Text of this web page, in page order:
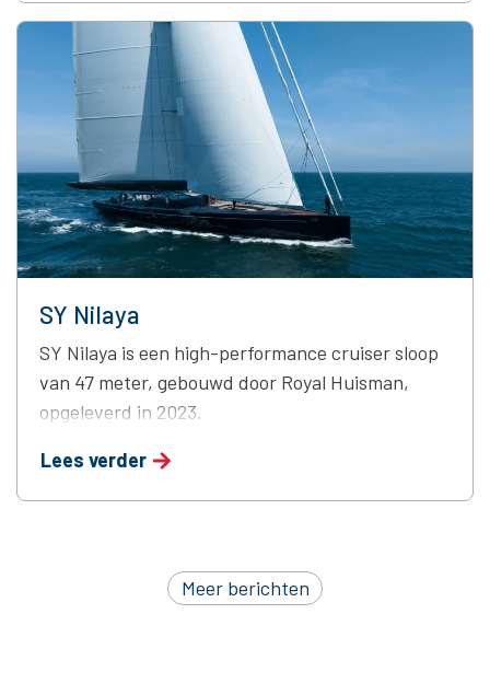
SY Nilaya
SY Nilaya is een high-performance cruiser sloop
van 47 meter, gebouwd door Royal Huisman,
opgeleverd in 2023.
Lees verder
Meer berichten